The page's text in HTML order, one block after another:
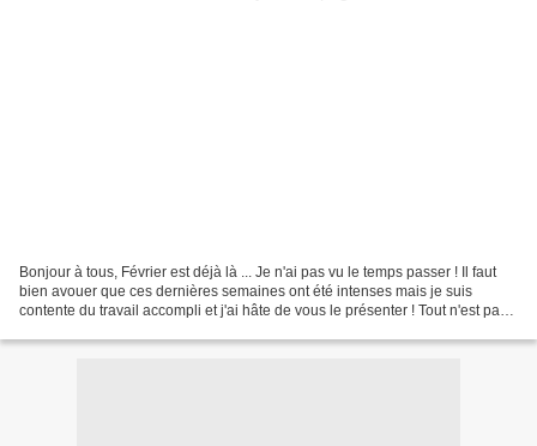
Bonjour à tous, Février est déjà là ... Je n'ai pas vu le temps passer ! Il faut
bien avouer que ces dernières semaines ont été intenses mais je suis
contente du travail accompli et j'ai hâte de vous le présenter ! Tout n'est pas